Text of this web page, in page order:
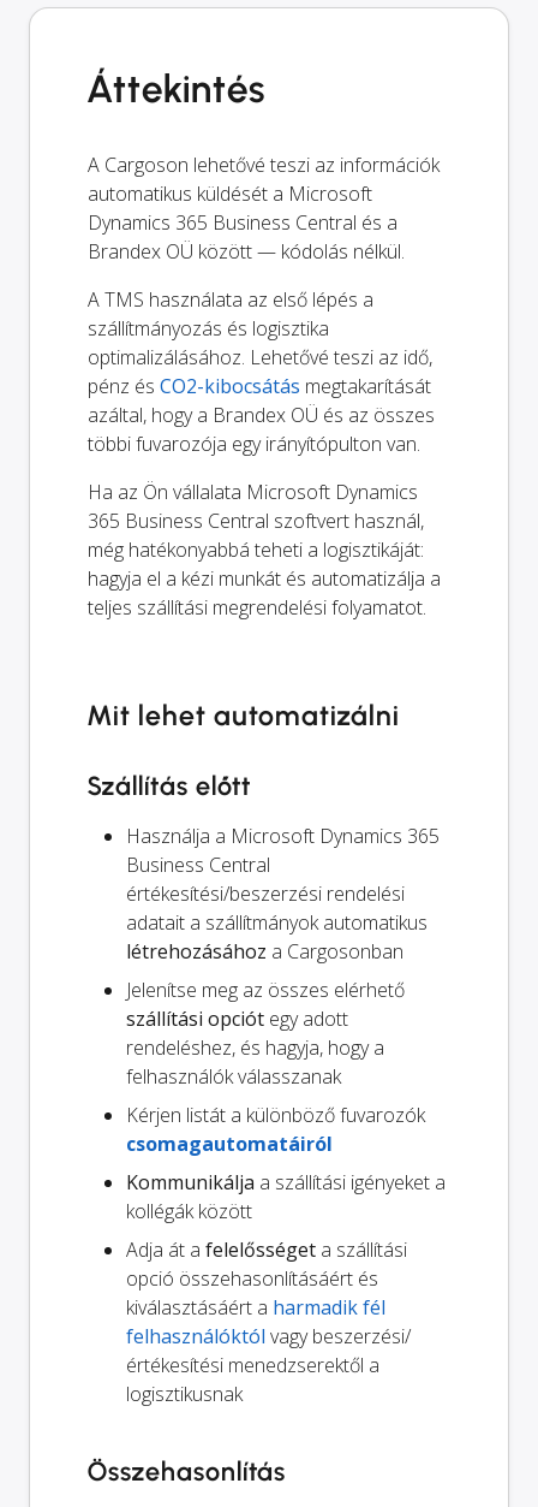
Áttekintés
A Cargoson lehetővé teszi az információk
automatikus küldését a Microsoft
Dynamics 365 Business Central és a
Brandex OÜ között — kódolás nélkül.
A TMS használata az első lépés a
szállítmányozás és logisztika
optimalizálásához. Lehetővé teszi az idő,
pénz és CO2-kibocsátás megtakarítását
azáltal, hogy a Brandex OÜ és az összes
többi fuvarozója egy irányítópulton van.
Ha az Ön vállalata Microsoft Dynamics
365 Business Central szoftvert használ,
még hatékonyabbá teheti a logisztikáját:
hagyja el a kézi munkát és automatizálja a
teljes szállítási megrendelési folyamatot.
Mit lehet automatizálni
Szállítás előtt
Használja a Microsoft Dynamics 365
Business Central
értékesítési/beszerzési rendelési
adatait a szállítmányok automatikus
létrehozásához a Cargosonban
Jelenítse meg az összes elérhető
szállítási opciót egy adott
rendeléshez, és hagyja, hogy a
felhasználók válasszanak
Kérjen listát a különböző fuvarozók
csomagautomatáiról
Kommunikálja a szállítási igényeket a
kollégák között
Adja át a felelősséget a szállítási
opció összehasonlításáért és
kiválasztásáért a harmadik fél
felhasználóktól vagy beszerzési/
értékesítési menedzserektől a
logisztikusnak
Összehasonlítás